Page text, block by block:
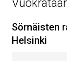
Sörnäisten
Helsinki